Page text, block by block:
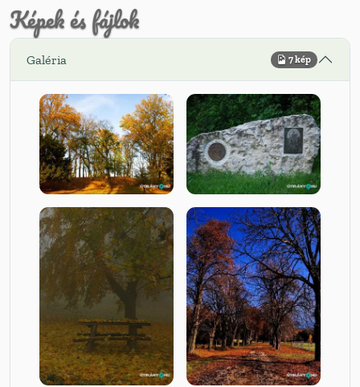
Képek és fájlok
Galéria 7 kép